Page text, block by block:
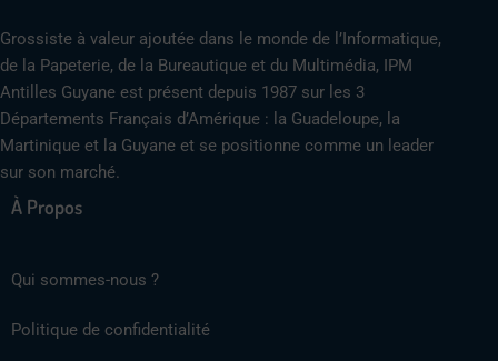
Grossiste à valeur ajoutée dans le monde de l’Informatique,
de la Papeterie, de la Bureautique et du Multimédia, IPM
Antilles Guyane est présent depuis 1987 sur les 3
Départements Français d’Amérique : la Guadeloupe, la
Martinique et la Guyane et se positionne comme un leader
sur son marché.
À Propos
Qui sommes-nous ?
Politique de confidentialité